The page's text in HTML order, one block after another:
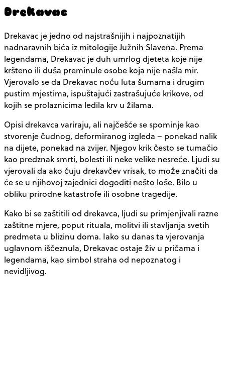
Drekavac
Drekavac je jedno od najstrašnijih i najpoznatijih
nadnaravnih bića iz mitologije Južnih Slavena. Prema
legendama, Drekavac je duh umrlog djeteta koje nije
kršteno ili duša preminule osobe koja nije našla mir.
Vjerovalo se da Drekavac noću luta šumama i drugim
pustim mjestima, ispuštajući zastrašujuće krikove, od
kojih se prolaznicima ledila krv u žilama.
Opisi drekavca variraju, ali najčešće se spominje kao
stvorenje čudnog, deformiranog izgleda – ponekad nalik
na dijete, ponekad na zvijer. Njegov krik često se tumačio
kao predznak smrti, bolesti ili neke velike nesreće. Ljudi su
vjerovali da ako čuju drekavčev vrisak, to može značiti da
će se u njihovoj zajednici dogoditi nešto loše. Bilo u
obliku prirodne katastrofe ili osobne tragedije.
Kako bi se zaštitili od drekavca, ljudi su primjenjivali razne
zaštitne mjere, poput rituala, molitvi ili stavljanja svetih
predmeta u blizinu doma. Iako su danas ta vjerovanja
uglavnom iščeznula, Drekavac ostaje živ u pričama i
legendama, kao simbol straha od nepoznatog i
nevidljivog.